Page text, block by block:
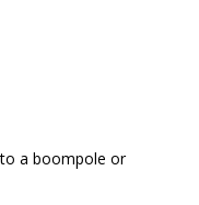
a boompole or